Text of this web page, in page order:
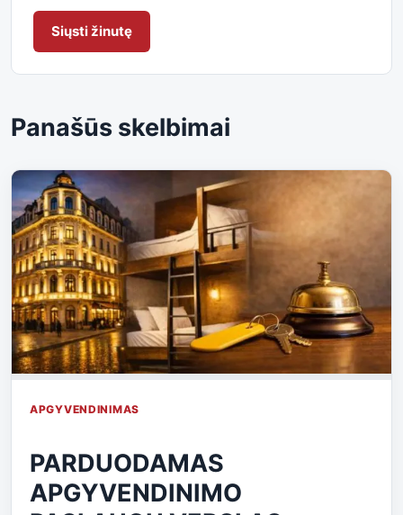
Siųsti žinutę
Panašūs skelbimai
APGYVENDINIMAS
PARDUODAMAS
APGYVENDINIMO